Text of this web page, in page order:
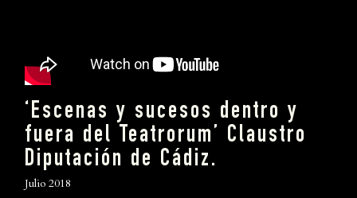
‘Escenas y sucesos dentro y
fuera del Teatrorum’ Claustro
Diputación de Cádiz.
Julio 2018